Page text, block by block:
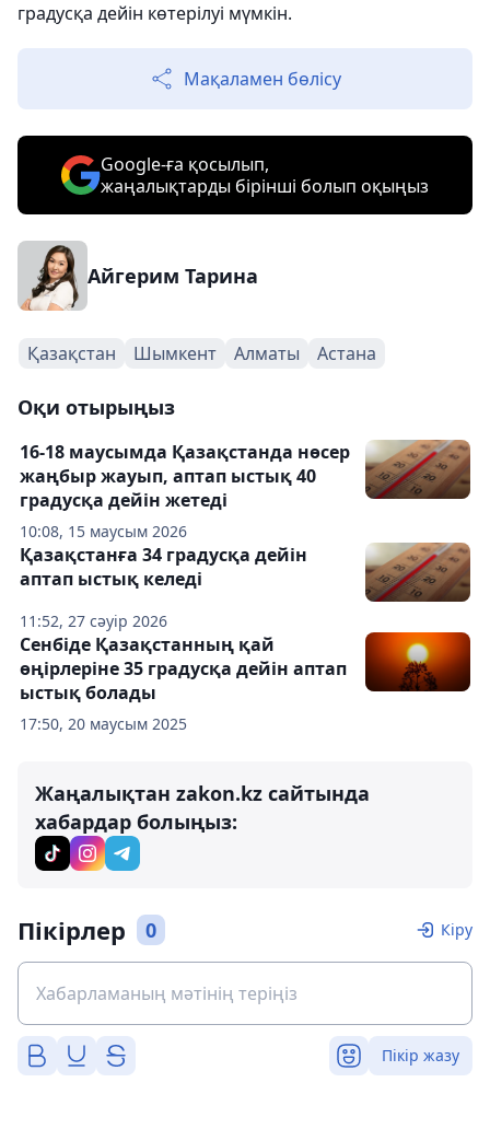
градусқа дейін көтерілуі мүмкін.
Мақаламен бөлісу
Google-ға қосылып,
жаңалықтарды бірінші болып оқыңыз
Айгерим Тарина
Қазақстан Шымкент Алматы Астана
Оқи отырыңыз
10:08, 15 маусым 2026
16-18 маусымда Қазақстанда нөсер
жаңбыр жауып, аптап ыстық 40
градусқа дейін жетеді
11:52, 27 сәуір 2026
Қазақстанға 34 градусқа дейін
аптап ыстық келеді
17:50, 20 маусым 2025
Сенбіде Қазақстанның қай
өңірлеріне 35 градусқа дейін аптап
ыстық болады
Жаңалықтан zakon.kz сайтында
хабардар болыңыз:
Пікірлер 0 Кіру
Пікір жазу